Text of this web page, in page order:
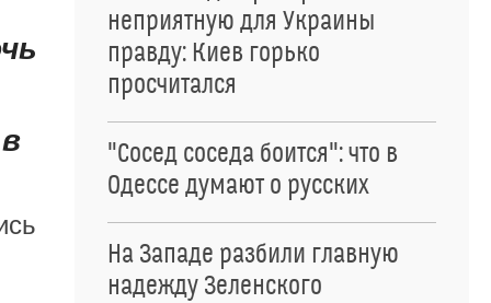
неприятную для Украины
правду: Киев горько
просчитался
"Сосед соседа боится": что в
Одессе думают о русских
На Западе разбили главную
надежду Зеленского